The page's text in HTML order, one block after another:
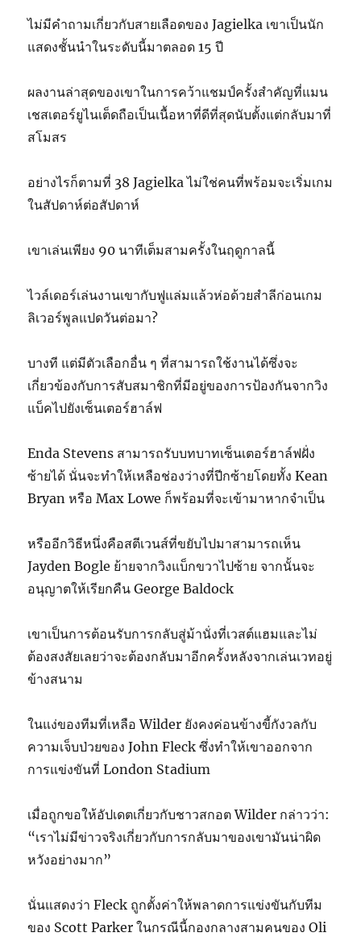
ไม่มีคำถามเกี่ยวกับสายเลือดของ Jagielka เขาเป็นนัก
แสดงชั้นนำในระดับนี้มาตลอด 15 ปี
ผลงานล่าสุดของเขาในการคว้าแชมป์ครั้งสำคัญที่แมน
เชสเตอร์ยูไนเต็ดถือเป็นเนื้อหาที่ดีที่สุดนับตั้งแต่กลับมาที่
สโมสร
อย่างไรก็ตามที่ 38 Jagielka ไม่ใช่คนที่พร้อมจะเริ่มเกม
ในสัปดาห์ต่อสัปดาห์
เขาเล่นเพียง 90 นาทีเต็มสามครั้งในฤดูกาลนี้
ไวล์เดอร์เล่นงานเขากับฟูแล่มแล้วห่อด้วยสำลีก่อนเกม
ลิเวอร์พูลแปดวันต่อมา?
บางที แต่มีตัวเลือกอื่น ๆ ที่สามารถใช้งานได้ซึ่งจะ
เกี่ยวข้องกับการสับสมาชิกที่มีอยู่ของการป้องกันจากวิง
แบ็คไปยังเซ็นเตอร์ฮาล์ฟ
Enda Stevens สามารถรับบทบาทเซ็นเตอร์ฮาล์ฟฝั่ง
ซ้ายได้ นั่นจะทำให้เหลือช่องว่างที่ปีกซ้ายโดยทั้ง Kean
Bryan หรือ Max Lowe ก็พร้อมที่จะเข้ามาหากจำเป็น
หรืออีกวิธีหนึ่งคือสตีเวนส์ที่ขยับไปมาสามารถเห็น
Jayden Bogle ย้ายจากวิงแบ็กขวาไปซ้าย จากนั้นจะ
อนุญาตให้เรียกคืน George Baldock
เขาเป็นการต้อนรับการกลับสู่ม้านั่งที่เวสต์แฮมและไม่
ต้องสงสัยเลยว่าจะต้องกลับมาอีกครั้งหลังจากเล่นเวทอยู่
ข้างสนาม
ในแง่ของทีมที่เหลือ Wilder ยังคงค่อนข้างขี้กังวลกับ
ความเจ็บป่วยของ John Fleck ซึ่งทำให้เขาออกจาก
การแข่งขันที่ London Stadium
เมื่อถูกขอให้อัปเดตเกี่ยวกับชาวสกอต Wilder กล่าวว่า:
“เราไม่มีข่าวจริงเกี่ยวกับการกลับมาของเขามันน่าผิด
หวังอย่างมาก”
นั่นแสดงว่า Fleck ถูกตั้งค่าให้พลาดการแข่งขันกับทีม
ของ Scott Parker ในกรณีนี้กองกลางสามคนของ Oli